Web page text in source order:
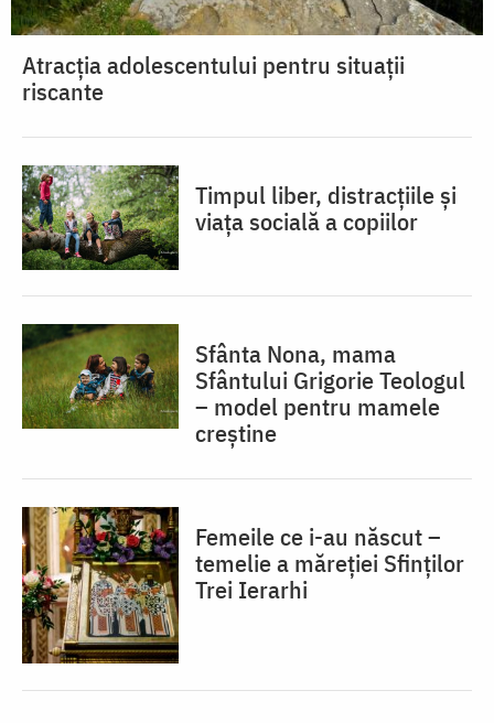
Atracția adolescentului pentru situații
riscante
Timpul liber, distracțiile și
viața socială a copiilor
Sfânta Nona, mama
Sfântului Grigorie Teologul
– model pentru mamele
creștine
Femeile ce i-au născut –
temelie a măreției Sfinților
Trei Ierarhi